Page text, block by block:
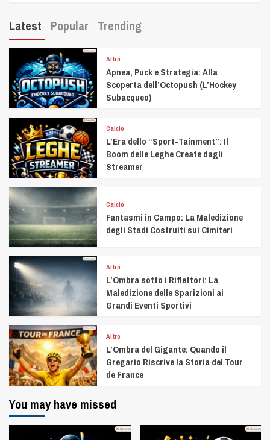
Latest Popular Trending
Altro
Apnea, Puck e Strategia: Alla
Scoperta dell’Octopush (L’Hockey
Subacqueo)
Calcio
L’Era dello “Sport-Tainment”: Il
Boom delle Leghe Create dagli
Streamer
Calcio
Fantasmi in Campo: La Maledizione
degli Stadi Costruiti sui Cimiteri
Altro
L’Ombra sotto i Riflettori: La
Maledizione delle Sparizioni ai
Grandi Eventi Sportivi
Altro
L’Ombra del Gigante: Quando il
Gregario Riscrive la Storia del Tour
de France
You may have missed